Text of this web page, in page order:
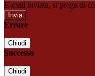
E-mail inviata, si prega di
Errore
Chiudi
Successo
Chiudi